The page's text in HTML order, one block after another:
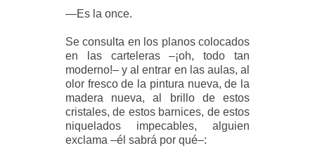
—Es la once.
Se consulta en los planos colocados
en las carteleras –¡oh, todo tan
moderno!– y al entrar en las aulas, al
olor fresco de la pintura nueva, de la
madera nueva, al brillo de estos
cristales, de estos barnices, de estos
niquelados impecables, alguien
exclama –él sabrá por qué–: